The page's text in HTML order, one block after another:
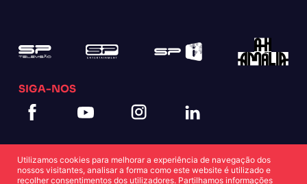
SIGA-NOS
Utilizamos cookies para melhorar a experiência de navegação dos
nossos visitantes, analisar a forma como este website é utilizado e
recolher consentimentos dos utilizadores. Partilhamos informações